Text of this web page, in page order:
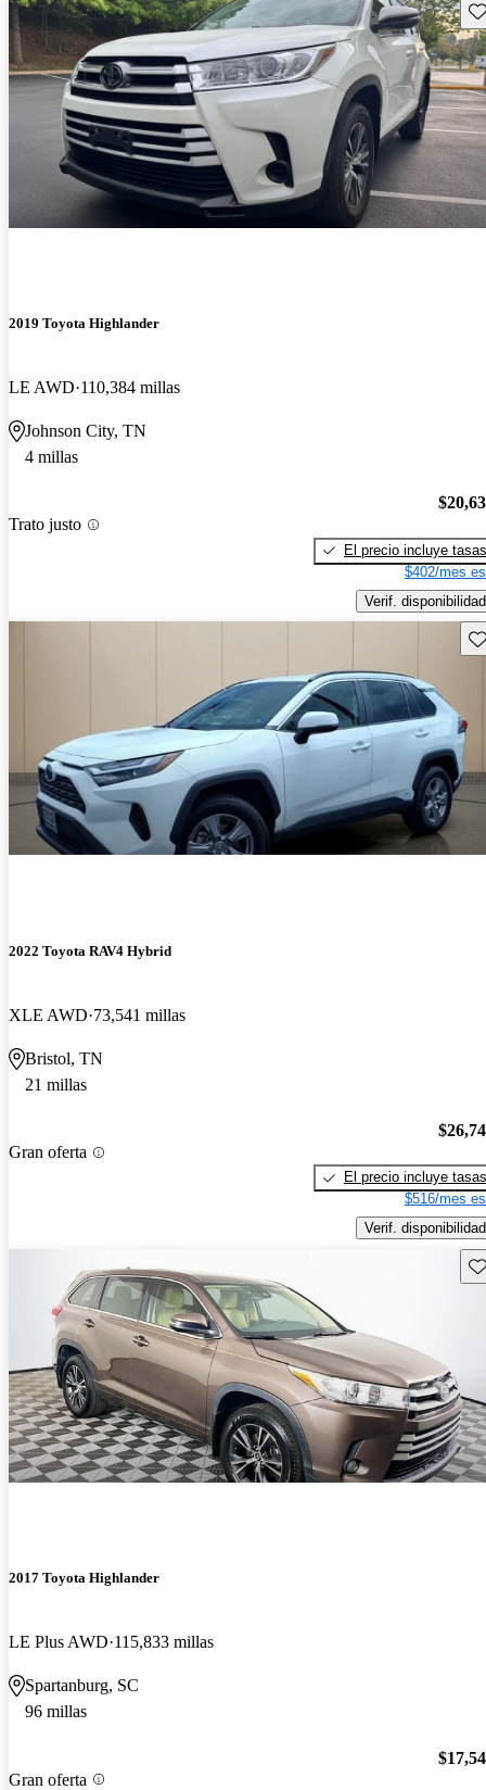
2019 Toyota Highlander
LE AWD 110,384 millas
Johnson City, TN
4 millas
Trato justo
El precio incluye tasas
$402/mes
Verif. disponibilidad
2022 Toyota RAV4 Hybrid
XLE AWD 73,541 millas
Bristol, TN
21 millas
Gran oferta
El precio incluye tasas
$516/mes
Verif. disponibilidad
2017 Toyota Highlander
LE Plus AWD 115,833 millas
Spartanburg, SC
96 millas
Gran oferta